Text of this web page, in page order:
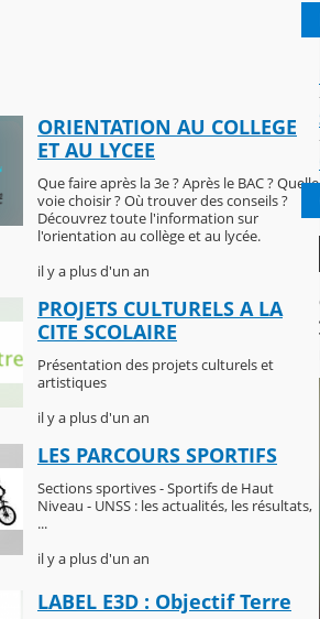
ORIENTATION AU COLLEGE
ET AU LYCEE
Que faire après la 3e ? Après le BAC ? Quelle
voie choisir ? Où trouver des conseils ?
Découvrez toute l'information sur
l'orientation au collège et au lycée.
il y a plus d'un an
PROJETS CULTURELS A LA
CITE SCOLAIRE
Présentation des projets culturels et
artistiques
il y a plus d'un an
LES PARCOURS SPORTIFS
Sections sportives - Sportifs de Haut
Niveau - UNSS : les actualités, les résultats,
...
il y a plus d'un an
LABEL E3D : Objectif Terre